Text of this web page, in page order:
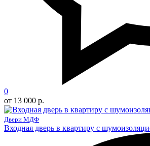
0
от 13 000 р.
Двери МДФ
Входная дверь в квартиру с